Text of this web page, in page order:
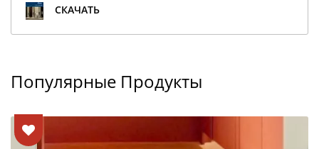
СКАЧАТЬ
Популярные Продукты